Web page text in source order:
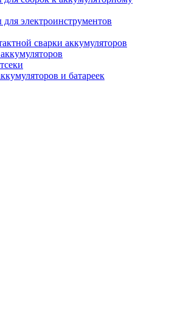
электроинструментов
сварки аккумуляторов
и батареек